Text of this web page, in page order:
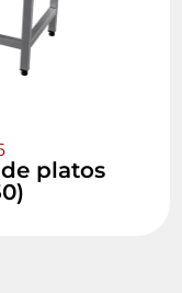
platos